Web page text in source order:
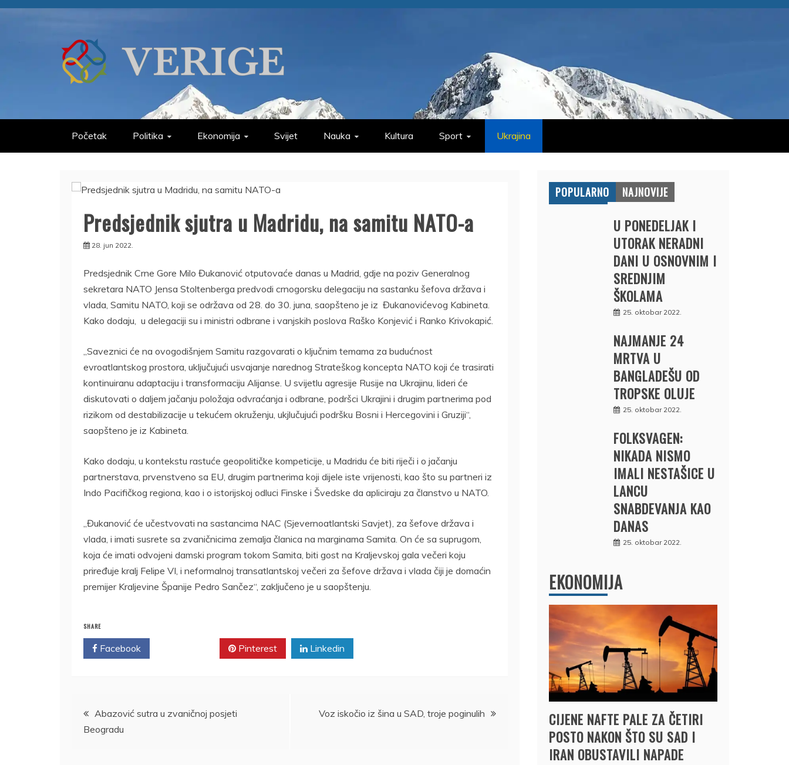
Skip
VERIGE
Početak Politika Ekonomija Svijet Nauka Kultura Sport Ukrajina
Predsjednik sjutra u Madridu, na samitu NATO-a
28. jun 2022.
Predsjednik Crne Gore Milo Đukanović otputovaće danas u Madrid, gdje na poziv Generalnog
sekretara NATO Jensa Stoltenberga predvodi crnogorsku delegaciju na sastanku šefova država i
vlada, Samitu NATO, koji se održava od 28. do 30. juna, saopšteno je iz Đukanovićevog Kabineta.
Kako dodaju, u delegaciji su i ministri odbrane i vanjskih poslova Raško Konjević i Ranko Krivokapić.
„Saveznici će na ovogodišnjem Samitu razgovarati o ključnim temama za budućnost
evroatlantskog prostora, uključujući usvajanje narednog Strateškog koncepta NATO koji će trasirati
kontinuiranu adaptaciju i transformaciju Alijanse. U svijetlu agresije Rusije na Ukrajinu, lideri će
diskutovati o daljem jačanju položaja odvraćanja i odbrane, podršci Ukrajini i drugim partnerima pod
rizikom od destabilizacije u tekućem okruženju, ukjlučujući podršku Bosni i Hercegovini i Gruziji“,
saopšteno je iz Kabineta.
Kako dodaju, u kontekstu rastuće geopolitičke kompeticije, u Madridu će biti riječi i o jačanju
partnerstava, prvenstveno sa EU, drugim partnerima koji dijele iste vrijenosti, kao što su partneri iz
Indo Pacifičkog regiona, kao i o istorijskoj odluci Finske i Švedske da apliciraju za članstvo u NATO.
„Đukanović će učestvovati na sastancima NAC (Sjevernoatlantski Savjet), za šefove država i
vlada, i imati susrete sa zvaničnicima zemalja članica na marginama Samita. On će sa suprugom,
koja će imati odvojeni damski program tokom Samita, biti gost na Kraljevskoj gala večeri koju
priređuje kralj Felipe VI, i neformalnoj transatlantskoj večeri za šefove država i vlada čiji je domaćin
premijer Kraljevine Španije Pedro Sančez“, zaključeno je u saopštenju.
SHARE
Facebook Pinterest Linkedin
Kretanje
članka
Abazović sutra u zvaničnoj posjeti
Beogradu
Voz iskočio iz šina u SAD, troje poginulih
POPULARNO NAJNOVIJE
U PONEDELJAK I
UTORAK NERADNI
DANI U OSNOVNIM I
SREDNJIM
ŠKOLAMA
25. oktobar 2022.
NAJMANJE 24
MRTVA U
BANGLADEŠU OD
TROPSKE OLUJE
25. oktobar 2022.
FOLKSVAGEN:
NIKADA NISMO
IMALI NESTAŠICE U
LANCU
SNABDEVANJA KAO
DANAS
25. oktobar 2022.
EKONOMIJA
CIJENE NAFTE PALE ZA ČETIRI
POSTO NAKON ŠTO SU SAD I
IRAN OBUSTAVILI NAPADE